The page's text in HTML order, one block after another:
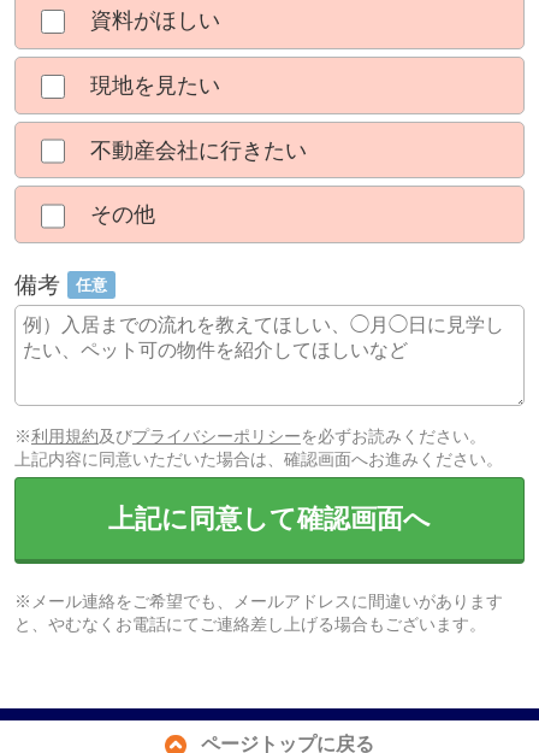
資料がほしい
現地を見たい
不動産会社に行きたい
その他
備考 任意
※利用規約及びプライバシーポリシーを必ずお読みください。
上記内容に同意いただいた場合は、確認画面へお進みください。
上記に同意して確認画面へ
※メール連絡をご希望でも、メールアドレスに間違いがあります
と、やむなくお電話にてご連絡差し上げる場合もございます。
ページトップに戻る